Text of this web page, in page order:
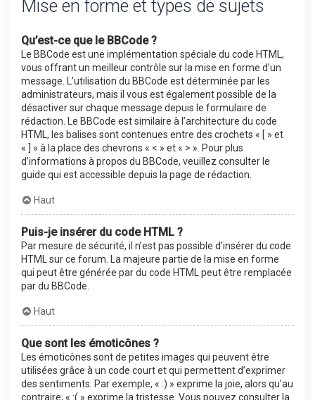
Mise en forme et types de sujets
Qu’est-ce que le BBCode ?
Le BBCode est une implémentation spéciale du code HTML,
vous offrant un meilleur contrôle sur la mise en forme d’un
message. L’utilisation du BBCode est déterminée par les
administrateurs, mais il vous est également possible de la
désactiver sur chaque message depuis le formulaire de
rédaction. Le BBCode est similaire à l’architecture du code
HTML, les balises sont contenues entre des crochets « [ » et
« ] » à la place des chevrons « < » et « > ». Pour plus
d’informations à propos du BBCode, veuillez consulter le
guide qui est accessible depuis la page de rédaction.
Haut
Puis-je insérer du code HTML ?
Par mesure de sécurité, il n’est pas possible d’insérer du code
HTML sur ce forum. La majeure partie de la mise en forme
qui peut être générée par du code HTML peut être remplacée
par du BBCode.
Haut
Que sont les émoticônes ?
Les émoticônes sont de petites images qui peuvent être
utilisées grâce à un code court et qui permettent d’exprimer
des sentiments. Par exemple, « :) » exprime la joie, alors qu’au
contraire, « :( » exprime la tristesse. Vous pouvez consulter la